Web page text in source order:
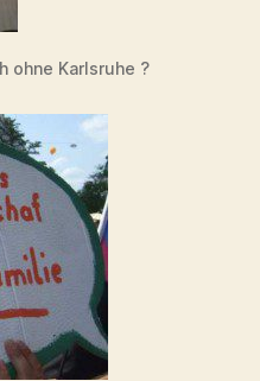
ohne Karlsruhe ?